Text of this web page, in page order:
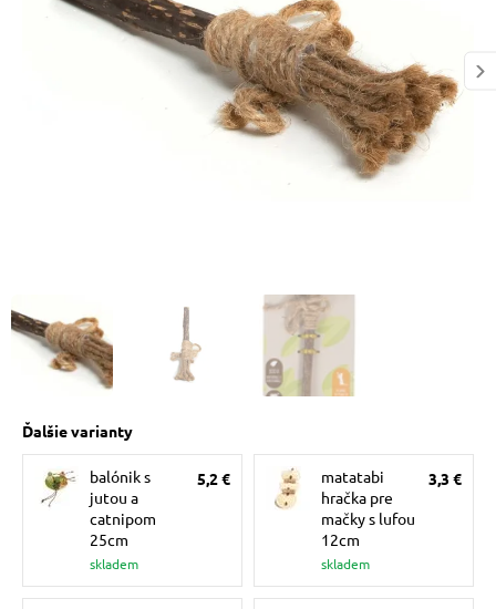
psov
pre psov
ohlávky
psov
Ďalšie varianty
balónik s
jutou a
catnipom
25cm
skladem
5,2 €
matatabi
hračka pre
mačky s lufou
12cm
skladem
3,3 €